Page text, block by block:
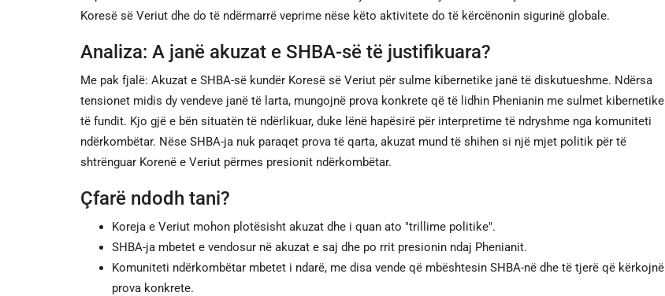
Koresë së Veriut dhe do të ndërmarrë veprime nëse këto aktivitete do të kërcënonin sigurinë globale.
Analiza: A janë akuzat e SHBA-së të justifikuara?
Me pak fjalë: Akuzat e SHBA-së kundër Koresë së Veriut për sulme kibernetike janë të diskutueshme. Ndërsa
tensionet midis dy vendeve janë të larta, mungojnë prova konkrete që të lidhin Phenianin me sulmet kibernetike
të fundit. Kjo gjë e bën situatën të ndërlikuar, duke lënë hapësirë për interpretime të ndryshme nga komuniteti
ndërkombëtar. Nëse SHBA-ja nuk paraqet prova të qarta, akuzat mund të shihen si një mjet politik për të
shtrënguar Korenë e Veriut përmes presionit ndërkombëtar.
Çfarë ndodh tani?
Koreja e Veriut mohon plotësisht akuzat dhe i quan ato "trillime politike".
SHBA-ja mbetet e vendosur në akuzat e saj dhe po rrit presionin ndaj Phenianit.
Komuniteti ndërkombëtar mbetet i ndarë, me disa vende që mbështesin SHBA-në dhe të tjerë që kërkojnë
prova konkrete.